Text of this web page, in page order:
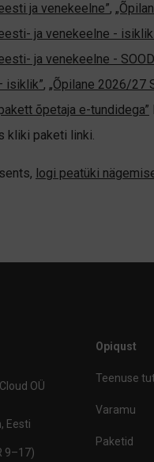
ja venekeelne”,
ja venekeelne -
ja venekeelne -
isiklik”, „Õpilane 2026/27
õpetaja e-tundidega”
kliki paketi linki.
logi peatüki
OÜ
Eesti
9–17)
Opiqust
Teenuse
Varamu
Paketid